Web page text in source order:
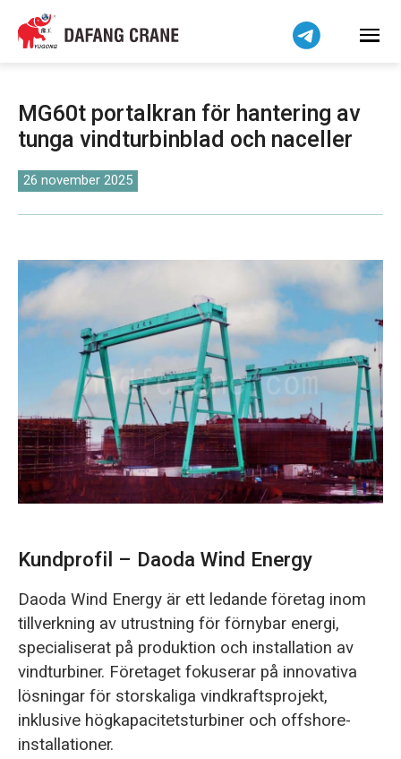
MG60t portalkran för hantering av
tunga vindturbinblad och naceller
26 november 2025
Kundprofil – Daoda Wind Energy
Daoda Wind Energy är ett ledande företag inom
tillverkning av utrustning för förnybar energi,
specialiserat på produktion och installation av
vindturbiner. Företaget fokuserar på innovativa
lösningar för storskaliga vindkraftsprojekt,
inklusive högkapacitetsturbiner och offshore-
installationer.
Bahasa Indonesia
Bahasa Melayu
বাংলা
فارسی
Pilipino
اردو
Čeština
Беларуская мова
Kiswahili
Norsk
O‘zbekcha